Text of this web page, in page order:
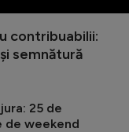
contribuabilii:
semnătură
25 de
de weekend